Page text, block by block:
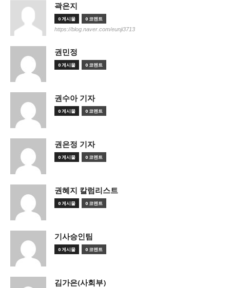
곽은지
0 게시물 0 코멘트
https://blog.naver.com/eunji3713
권민정
0 게시물 0 코멘트
권수아 기자
0 게시물 0 코멘트
권은정 기자
0 게시물 0 코멘트
권혜지 칼럼리스트
0 게시물 0 코멘트
기사승인팀
0 게시물 0 코멘트
김가은(사회부)